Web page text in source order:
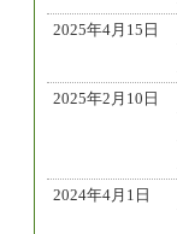
2025年4月15日
2025年2月10日
2024年4月1日